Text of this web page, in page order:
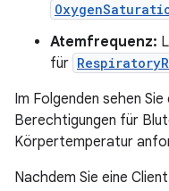
Atemfrequenz:
für
Im Folgenden sehen
Berechtigungen für
Körpertemperatur
Nachdem Sie eine